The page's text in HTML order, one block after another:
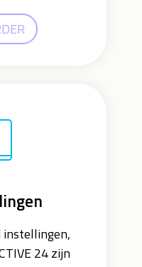
instellingen,
24 zijn